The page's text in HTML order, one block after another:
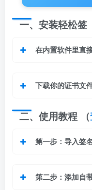
一、安装轻松签
在内置软件里直
下载你的证书文
二、使用教程 （
第一步： 导入签
第二步： 添加自